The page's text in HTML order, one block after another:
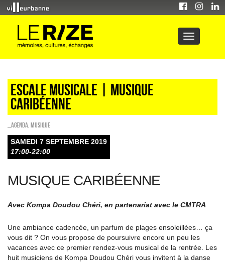
Escale musicale | Musique
caribéenne
_Agenda Musique
SAMEDI 7 SEPTEMBRE 2019
17:00-22:00
MUSIQUE CARIBÉENNE
Avec Kompa Doudou Chéri, en partenariat avec le CMTRA
Une ambiance cadencée, un parfum de plages ensoleillées… ça
vous dit ? On vous propose de poursuivre encore un peu les
vacances avec ce premier rendez-vous musical de la rentrée. Les
huit musiciens de Kompa Doudou Chéri vous invitent à la danse